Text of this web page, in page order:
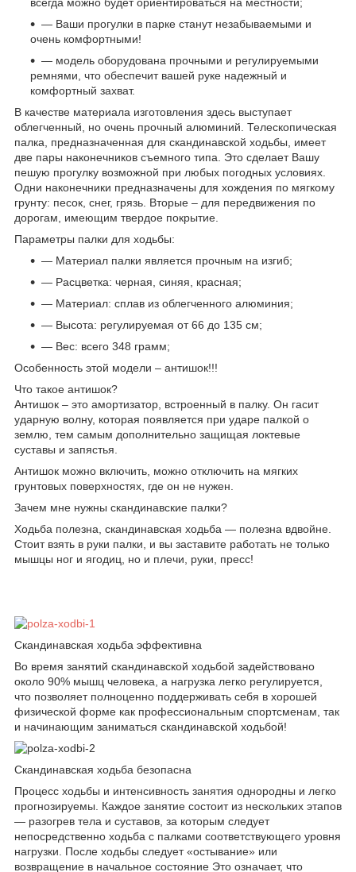
— Ваши прогулки в парке станут незабываемыми и
очень комфортными!
— модель оборудована прочными и регулируемыми
ремнями, что обеспечит вашей руке надежный и
комфортный захват.
В качестве материала изготовления здесь выступает
облегченный, но очень прочный алюминий. Телескопическая
палка, предназначенная для скандинавской ходьбы, имеет
две пары наконечников съемного типа. Это сделает Вашу
пешую прогулку возможной при любых погодных условиях.
Одни наконечники предназначены для хождения по мягкому
грунту: песок, снег, грязь. Вторые – для передвижения по
дорогам, имеющим твердое покрытие.
Параметры палки для ходьбы:
— Материал палки является прочным на изгиб;
— Расцветка: черная, синяя, красная;
— Материал: сплав из облегченного алюминия;
— Высота: регулируемая от 66 до 135 см;
— Вес: всего 348 грамм;
Особенность этой модели – антишок!!!
Что такое антишок?
Антишок – это амортизатор, встроенный в палку. Он гасит
ударную волну, которая появляется при ударе палкой о
землю, тем самым дополнительно защищая локтевые
суставы и запястья.
Антишок можно включить, можно отключить на мягких
грунтовых поверхностях, где он не нужен.
Зачем мне нужны скандинавские палки?
Ходьба полезна, скандинавская ходьба — полезна вдвойне.
Стоит взять в руки палки, и вы заставите работать не только
мышцы ног и ягодиц, но и плечи, руки, пресс!
Скандинавская ходьба эффективна
Вo время занятий скандинавской ходьбой задействовано
около 90% мышц человека, а нагрузка легко регулируется,
что позволяет полноценно поддерживать себя в хорошей
физической форме как профессиональным спортсменам, так
и начинающим заниматься скандинавской ходьбой!
Скандинавская ходьба безопасна
Процесс ходьбы и интенсивность занятия однородны и легко
прогнозируемы. Каждое занятие состоит из нескольких этапов
— разогрев тела и суставов, за которым следует
непосредственно ходьба с палками соответствующего уровня
нагрузки. После ходьбы следует «остывание» или
возвращение в начальное состояние Это означает, что